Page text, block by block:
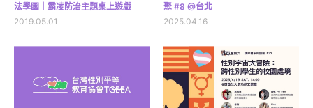
法學園｜霸凌防治主題桌上遊戲
2019.05.01
聚 #8 @台北
2025.04.16